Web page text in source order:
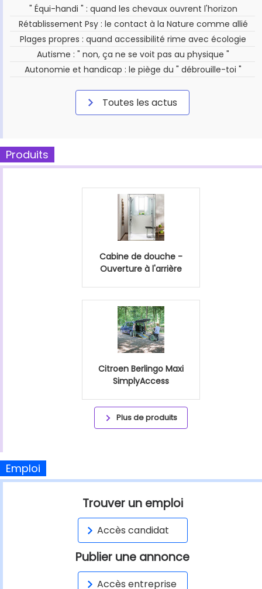
" Équi-handi " : quand les chevaux ouvrent l'horizon
Rétablissement Psy : le contact à la Nature comme allié
Plages propres : quand accessibilité rime avec écologie
Autisme : " non, ça ne se voit pas au physique "
Autonomie et handicap : le piège du " débrouille-toi "
Toutes les actus
Produits
Cabine de douche -
Ouverture à l'arrière
Citroen Berlingo Maxi
SimplyAccess
Plus de produits
Emploi
Trouver un emploi
Accès candidat
Publier une annonce
Accès entreprise